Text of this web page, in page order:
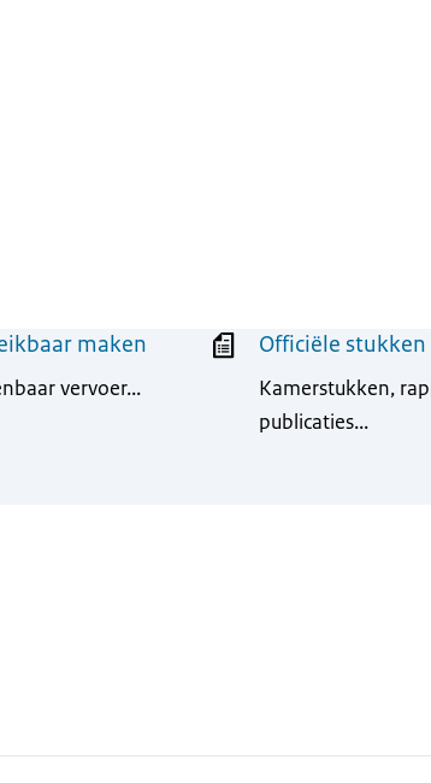
maken
vervoer...
Officiële stukken
Kamerstukken,
publicaties...